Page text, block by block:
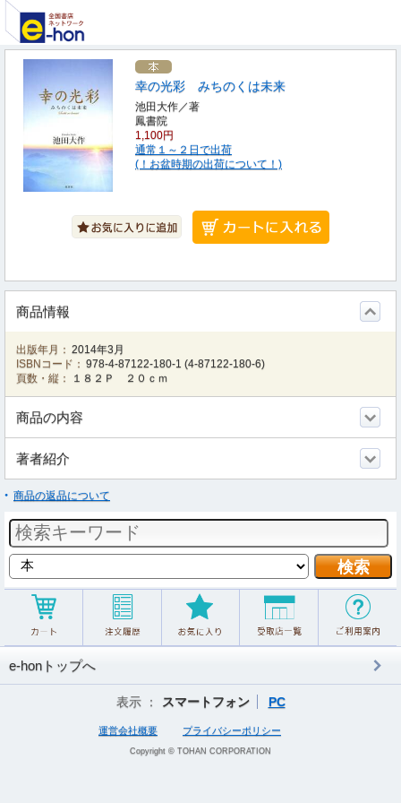
幸の光彩 みちのくは未来
池田大作／著
鳳書院
1,100円
通常１～２日で出荷
(！お盆時期の出荷について！)
商品情報
出版年月： 2014年3月
ISBNコード： 978-4-87122-180-1 (4-87122-180-6)
頁数・縦：
１８２Ｐ ２０ｃｍ
商品の内容
著者紹介
商品の返品について
e-honトップへ
表示 ： スマートフォン PC
運営会社概要 プライバシーポリシー
Copyright © TOHAN CORPORATION